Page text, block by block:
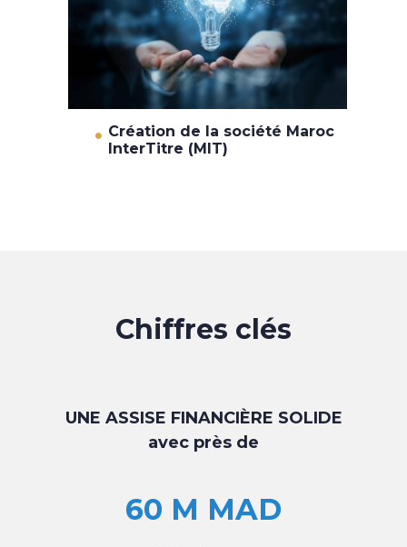
Création de la société Maroc
InterTitre (MIT)
Chiffres clés
UNE ASSISE FINANCIÈRE SOLIDE
avec près de
60 M MAD